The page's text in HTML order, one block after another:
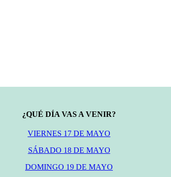
¿QUÉ DÍA VAS A VENIR?
VIERNES 17 DE MAYO
SÁBADO 18 DE MAYO
DOMINGO 19 DE MAYO